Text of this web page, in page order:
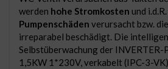
werden hohe Stromkosten und
Pumpenschäden verursacht bzw.
irreparabel beschädigt. Die
Selbstüberwachung der INVERTER-
1,5KW 1*230V, verkabelt (IPC-3-